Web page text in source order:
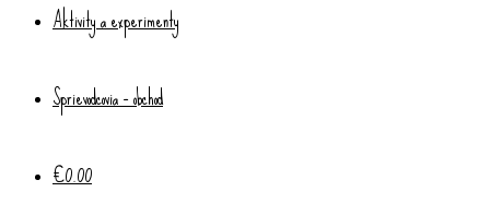
Aktivity a experimenty
Sprievodcovia – obchod
€0.00